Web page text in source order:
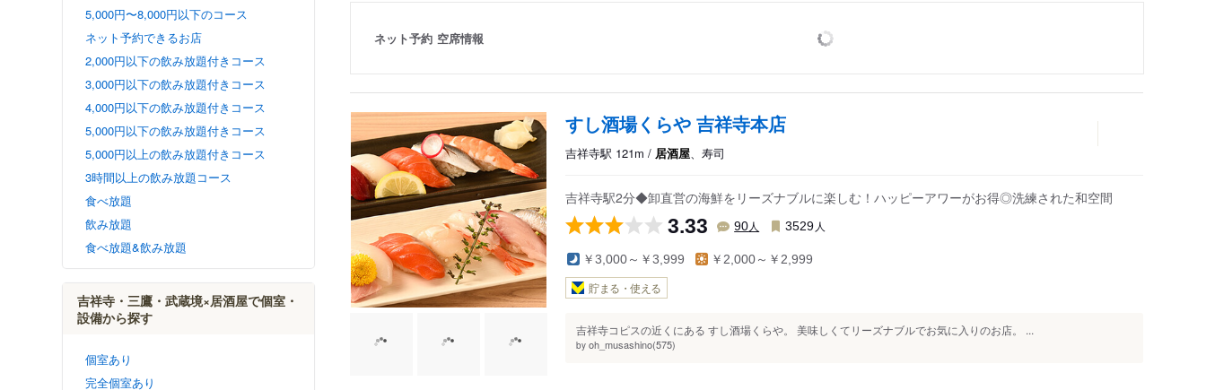
5,000円〜8,000円以下のコース
ネット予約できるお店
2,000円以下の飲み放題付きコース
3,000円以下の飲み放題付きコース
4,000円以下の飲み放題付きコース
5,000円以下の飲み放題付きコース
5,000円以上の飲み放題付きコース
3時間以上の飲み放題コース
食べ放題
飲み放題
食べ放題&飲み放題
吉祥寺・三鷹・武蔵境×居酒屋で個室・
設備から探す
個室あり
完全個室あり
ネット予約 空席情報
すし酒場くらや 吉祥寺本店
吉祥寺駅 121m / 居酒屋、寿司
吉祥寺駅2分◆卸直営の海鮮をリーズナブルに楽しむ！ハッピーアワーがお得◎洗練された和空間
3.33 90人 3529 人
￥3,000～￥3,999 ￥2,000～￥2,999
貯まる・使える
吉祥寺コピスの近くにある すし酒場くらや。 美味しくてリーズナブルでお気に入りのお店。 ⁡...
by oh_musashino(575)